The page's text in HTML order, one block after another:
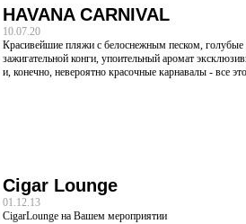
HAVANA CARNIVAL
10.07.20
Красивейшие пляжи с белоснежным песком,
зажигательной конги, упоительный аромат
и, конечно, невероятно красочные карнавалы - все
Cigar Lounge
01.12.13
CigarLounge на Вашем мероприятии